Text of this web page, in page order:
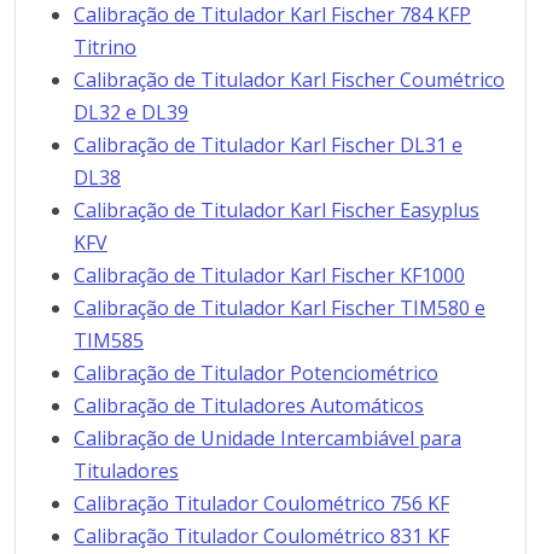
Calibração de Titulador Karl Fischer 784 KFP
Titrino
Calibração de Titulador Karl Fischer Coumétrico
DL32 e DL39
Calibração de Titulador Karl Fischer DL31 e
DL38
Calibração de Titulador Karl Fischer Easyplus
KFV
Calibração de Titulador Karl Fischer KF1000
Calibração de Titulador Karl Fischer TIM580 e
TIM585
Calibração de Titulador Potenciométrico
Calibração de Tituladores Automáticos
Calibração de Unidade Intercambiável para
Tituladores
Calibração Titulador Coulométrico 756 KF
Calibração Titulador Coulométrico 831 KF